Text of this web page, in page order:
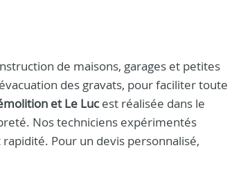
de maisons, garages et petites
des gravats, pour faciliter toute
et Le Luc est réalisée dans le
Nos techniciens expérimentés
Pour un devis personnalisé,